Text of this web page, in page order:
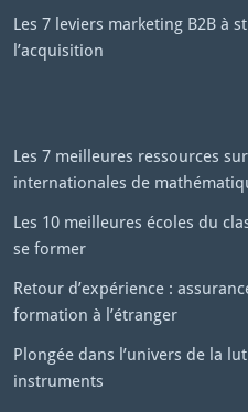
Les 7 leviers marketing B2B à
l’acquisition
Les 7 meilleures ressources
internationales de
Les 10 meilleures écoles du
se former
Retour d’expérience :
formation à l’étranger
Plongée dans l’univers de la
instruments